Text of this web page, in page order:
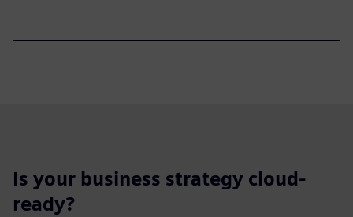
Is your business strategy cloud-
ready?